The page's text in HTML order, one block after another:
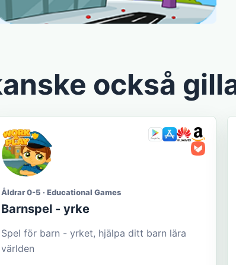
också
Åldrar 0-5 · Educational Games
Barnspel - yrke
Spel för barn - yrket, hjälpa ditt barn lära
världen